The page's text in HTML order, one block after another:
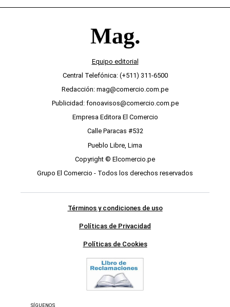
Equipo editorial
Central Telefónica: (+511) 311-6500
Redacción: mag@comercio.com.pe
Publicidad: fonoavisos@comercio.com.pe
Empresa Editora El Comercio
Calle Paracas #532
Pueblo Libre, Lima
Copyright © Elcomercio.pe
Grupo El Comercio - Todos los derechos reservados
Términos y condiciones de uso
Políticas de Privacidad
Políticas de Cookies
SÍGUENOS